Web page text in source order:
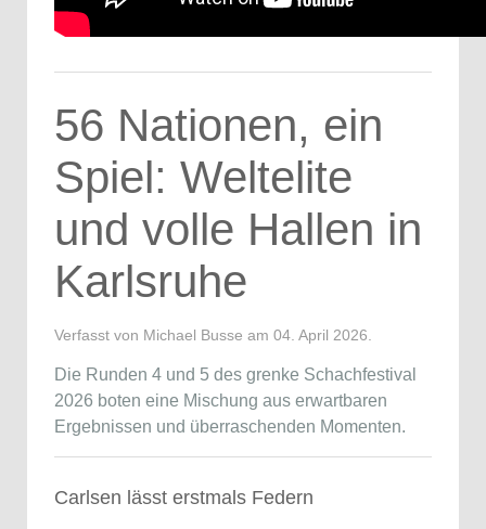
56 Nationen, ein
Spiel: Weltelite
und volle Hallen in
Karlsruhe
Verfasst von Michael Busse am 04. April 2026
Die Runden 4 und 5 des grenke Schachfestival
2026 boten eine Mischung aus erwartbaren
Ergebnissen und überraschenden Momenten.
Carlsen lässt erstmals Federn